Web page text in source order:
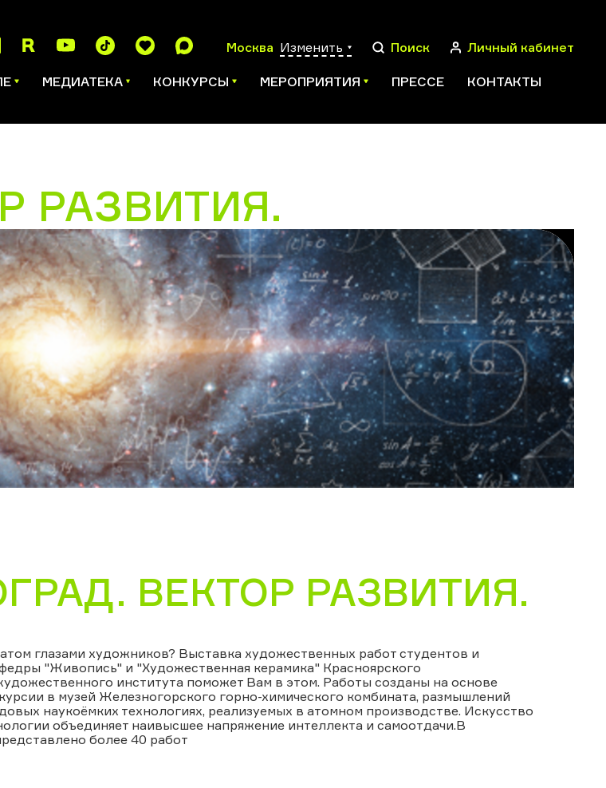
Москва Изменить Поиск Личный кабинет
МЕДИАТЕКА КОНКУРСЫ МЕРОПРИЯТИЯ ПРЕССЕ КОНТАКТЫ
РАЗВИТИЯ.
ВЕКТОР РАЗВИТИЯ.
глазами художников? Выставка художественных работ студентов и
"Живопись" и "Художественная керамика" Красноярского
института поможет Вам в этом. Работы созданы на основе
в музей Железногорского горно-химического комбината, размышлений
наукоёмких технологиях, реализуемых в атомном производстве. Искусство
объединяет наивысшее напряжение интеллекта и самоотдачи.В
более 40 работ